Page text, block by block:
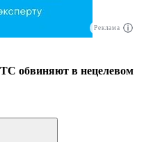
Реклама
обвиняют в нецелевом